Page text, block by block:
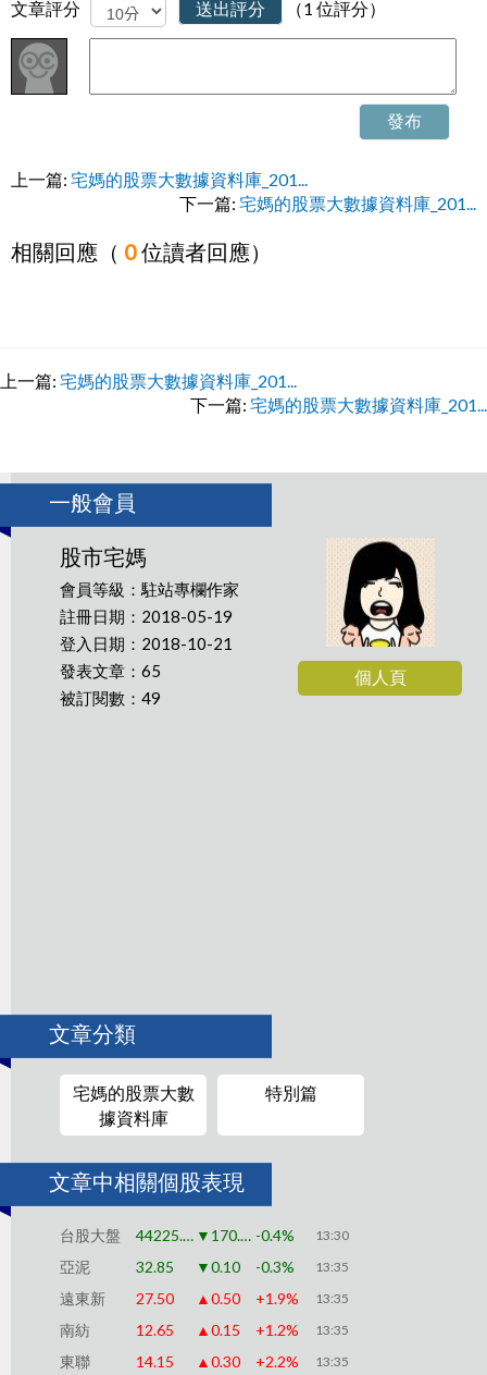
文章評分 送出評分 （1 位評分）
發布
上一篇: 宅媽的股票大數據資料庫_201...
下一篇: 宅媽的股票大數據資料庫_201...
相關回應（ 0位讀者回應）
上一篇: 宅媽的股票大數據資料庫_201...
下一篇: 宅媽的股票大數據資料庫_201...
一般會員
股市宅媽
會員等級：駐站專欄作家
註冊日期：2018-05-19
登入日期：2018-10-21
發表文章：65
被訂閱數：49
個人頁
文章分類
宅媽的股票大數
據資料庫
特別篇
文章中相關個股表現
台股大盤 44225.91 ▼170.79 -0.4% 13:30
亞泥 32.85 ▼0.10 -0.3% 13:35
遠東新 27.50 ▲0.50 +1.9% 13:35
南紡 12.65 ▲0.15 +1.2% 13:35
東聯 14.15 ▲0.30 +2.2% 13:35